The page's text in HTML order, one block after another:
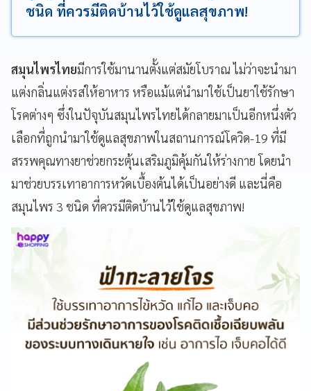
ชนิด ที่ควรมีติดบ้านไว้ใช้ดูแลสุขภาพ!
สมุนไพรไทยมีการใช้มานานตั้งแต่สมัยโบราณ ไม่ว่าจะนำมา
แต่งกลิ่นแต่งรสให้อาหาร หรือแม้แต่นำมาใช้เป็นยาใช้รักษา
โรคต่างๆ ซึ่งในปัจุบันสมุนไพรไทยได้กลายมาเป็นอีกหนึ่งตัว
เลือกที่ถูกนำมาใช้ดูแลสุขภาพในสถานการณ์โควิด-19 ที่มี
สรรพคุณทางยาช่วยกระตุ้นเสริมภูมิคุ้มกันให้ร่างกาย โดยนำ
มาช่วยบรรเทาอาการหวัดเบื้องต้นได้เป็นอย่างดี และนี่คือ
สมุนไพร 3 ชนิด ที่ควรมีติดบ้านไว้ใช้ดูแลสุขภาพ!